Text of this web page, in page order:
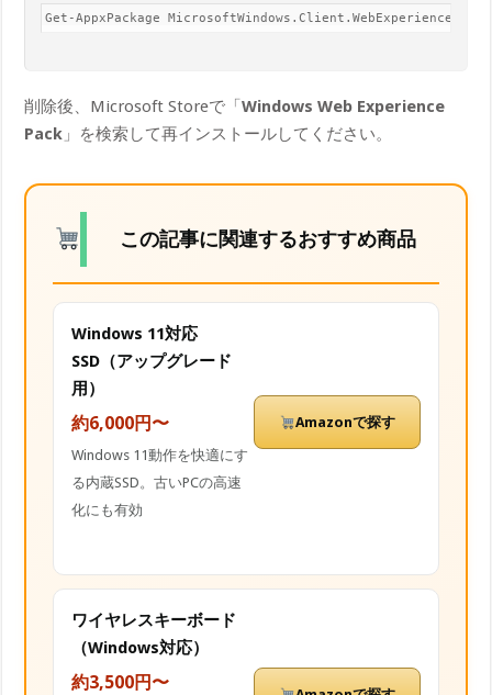
Get-AppxPackage MicrosoftWindows.Client.WebExperience |
削除後、Microsoft Storeで「Windows Web Experience
Pack 」を検索して再インストールしてください。
この記事に関連するおすすめ商品
Windows 11対応
SSD（アップグレード
用）
約6,000円〜
Windows 11動作を快適にす
る内蔵SSD。古いPCの高速
化にも有効
Amazonで探す
ワイヤレスキーボード
（Windows対応）
約3,500円〜